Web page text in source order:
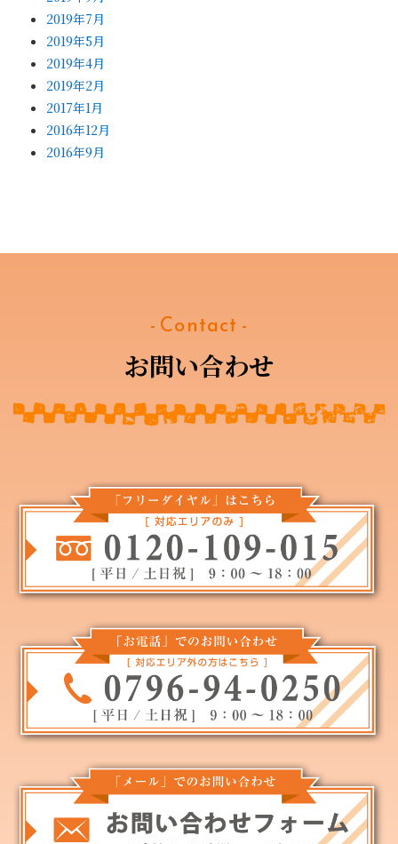
2019年7月
2019年5月
2019年4月
2019年2月
2017年1月
2016年12月
2016年9月
- Contact -
お問い合わせ